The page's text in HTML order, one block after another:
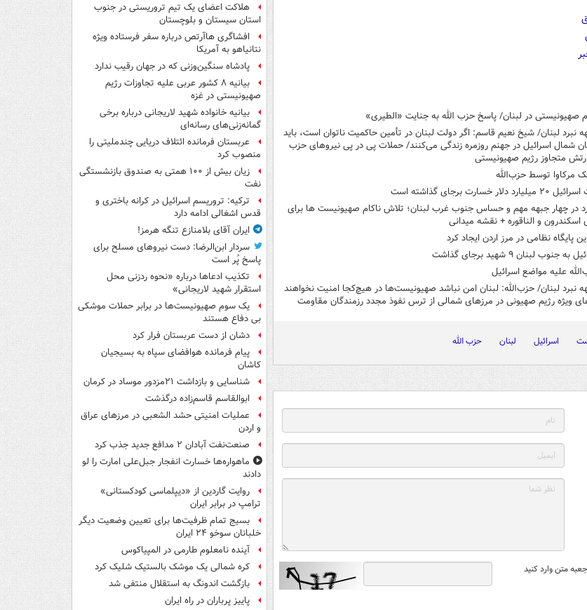
صهیونیستی در لبنان/ پاسخ حزب الله به جنایت «الطیری»
نبرد لبنان/ شیخ نعیم قاسم: اگر دولت لبنان در تأمین حاکمیت ناتوان است، باید
شمال اسرائیل در جهنم روزمره زندگی می‌کنند/ حملات پی در پی نیروهای حزب
متجاوز رژیم صهیونیستی
مرکاوا توسط حزب‌الله
برجای گذاشته است
در چهار جبهه مهم و حساس جنوب غرب لبنان؛ تلاش ناکام صهیونیست ها برای
و الناقوره + نقشه میدانی
پایگاه نظامی در مرز اردن ایجاد کرد
لبنان ۹ شهید برجای گذاشت
علیه مواضع اسرائیل
نبرد لبنان/ حزب‌الله: لبنان امن نباشد صهیونیست‌ها در هیچ‌کجا امنیت نخواهند
ویژه رژیم صهیونی در مرزهای شمالی از ترس نفوذ مجدد رزمندگان مقاومت
اسرائیل لبنان حزب الله
متن وارد کنید
هلاکت اعضای یک تیم تروریستی در جنوب
استان سیستان و بلوچستان
افشاگری هاآرتص درباره سفر فرستاده ویژه
نتانیاهو به آمریکا
پادشاه سنگین‌وزنی که در جهان رقیب ندارد
بیانیه ۸ کشور عربی علیه تجاوزات رژیم
صهیونیستی در غزه
بیانیه خانواده شهید لاریجانی درباره برخی
گمانه‌زنی‌های رسانه‌ای
عربستان فرمانده ائتلاف دریایی چندملیتی را
منصوب کرد
زیان بیش از ۱۰۰ همتی به صندوق‌ بازنشستگی
نفت
ترکیه: تروریسم اسرائیل در کرانه باختری و
قدس اشغالی ادامه دارد
ایران آقای بلامنازع تنگه هرمز!
سردار ابن‌الرضا: دست نیروهای مسلح برای
پاسخ پُر است
تکذیب ادعاها درباره «نحوه ردزنی محل
استقرار شهید لاریجانی»
یک‌ سوم صهیونیست‌ها در برابر حملات موشکی
بی دفاع هستند
دشان از دست عربستان فرار کرد
پیام فرمانده هوافضای سپاه به بسیجیان
کاشان
شناسایی و بازداشت ۲۱مزدور موساد در کرمان
ابوالقاسم قاسم‌زاده درگذشت
عملیات امنیتی حشد الشعبی در مرزهای عراق
و اردن
صنعت‌نفت آبادان ۲ مدافع جدید جذب کرد
ماهواره‌ها خسارت انفجار جبل‌علی امارت را لو
دادند
روایت گاردین از «دیپلماسی کودکستانی»
ترامپ در برابر ایران
بسیج تمام ظرفیت‌ها برای تعیین وضعیت دیگر
خلبانان سوخو ۲۴ ایران
آینده نامعلوم طارمی در المپیاکوس
کره شمالی یک موشک بالستیک شلیک کرد
بازگشت اندونگ به استقلال منتفی شد
پاییز پرباران در راه ایران